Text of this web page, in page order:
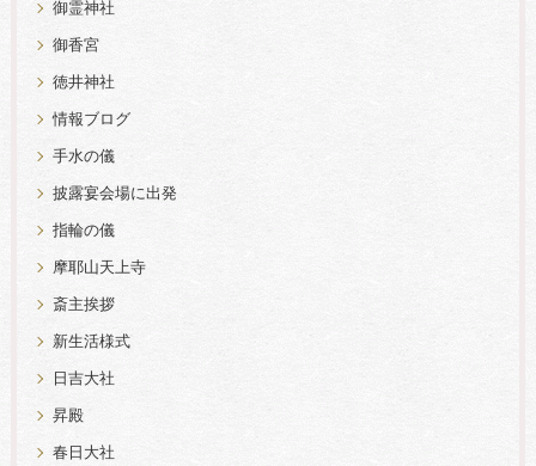
御霊神社
御香宮
徳井神社
情報ブログ
手水の儀
披露宴会場に出発
指輪の儀
摩耶山天上寺
斎主挨拶
新生活様式
日吉大社
昇殿
春日大社